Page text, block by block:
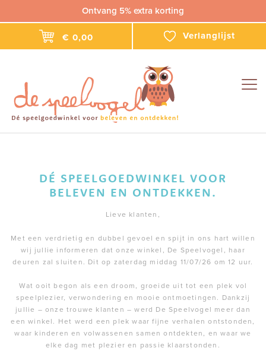
Ontvang 5% extra korting
€ 0,00 Verlanglijst
DÉ SPEELGOEDWINKEL VOOR
BELEVEN EN ONTDEKKEN.
Lieve klanten,
Met een verdrietig en dubbel gevoel en spijt in ons hart willen
wij jullie informeren dat onze winkel, De Speelvogel, haar
deuren zal sluiten. Dit op zaterdag middag 11/07/26 om 12 uur.
Wat ooit begon als een droom, groeide uit tot een plek vol
speelplezier, verwondering en mooie ontmoetingen. Dankzij
jullie – onze trouwe klanten – werd De Speelvogel meer dan
een winkel. Het werd een plek waar fijne verhalen ontstonden,
waar kinderen en volwassenen samen ontdekten, en waar we
elke dag met plezier en passie klaarstonden.